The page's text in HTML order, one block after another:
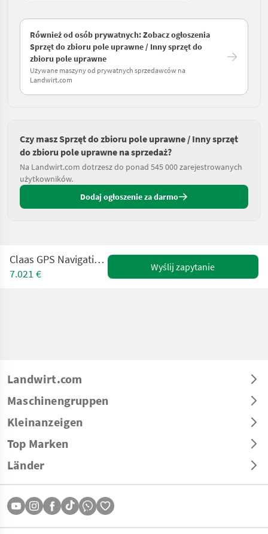
Również od osób prywatnych: Zobacz ogłoszenia
Sprzęt do zbioru pole uprawne / Inny sprzęt do
zbioru pole uprawne
Używane maszyny od prywatnych sprzedawców na
Landwirt.com
Czy masz Sprzęt do zbioru pole uprawne / Inny sprzęt
do zbioru pole uprawne na sprzedaż?
Na Landwirt.com dotrzesz do ponad 545 000 zarejestrowanych
użytkowników.
Dodaj ogłoszenie za darmo
Claas GPS Navigation + S 10 Terminal
7.021 €
Wyślij zapytanie
Landwirt.com
Maschinengruppen
Kleinanzeigen
Top Marken
Länder